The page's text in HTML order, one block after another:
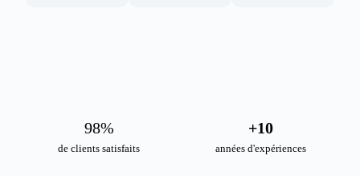
de clients satisfaits
98%
années d'expériences
+10